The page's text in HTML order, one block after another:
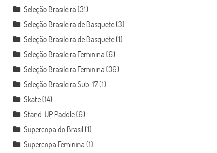
Seleção Brasileira (31)
Seleção Brasileira de Basquete(3)
Seleção Brasileira de Basquete(1)
Seleção Brasileira Feminina (6)
Seleção Brasileira Feminina (36)
Seleção Brasileira Sub-17(1)
Skate(14)
Stand-UP Paddle(6)
Supercopa do Brasil (1)
Supercopa Feminina (1)